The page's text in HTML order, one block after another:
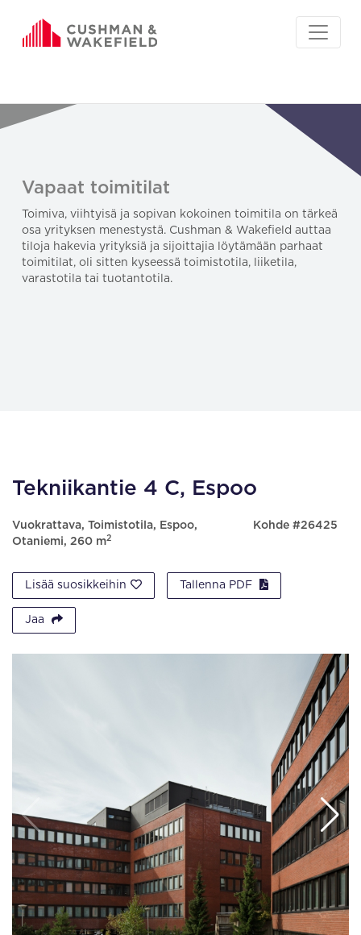
Vapaat toimitilat
Toimiva, viihtyisä ja sopivan kokoinen toimitila on tärkeä
osa yrityksen menestystä. Cushman & Wakefield auttaa
tiloja hakevia yrityksiä ja sijoittajia löytämään parhaat
toimitilat, oli sitten kyseessä toimistotila, liiketila,
varastotila tai tuotantotila.
Tekniikantie 4 C, Espoo
Vuokrattava, Toimistotila, Espoo,
Otaniemi, 260 m2
Kohde #26425
Lisää suosikkeihin Tallenna PDF
Jaa